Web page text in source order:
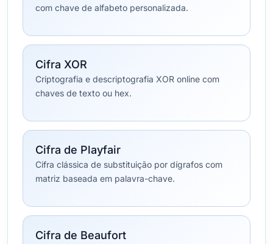
com chave de alfabeto personalizada.
Cifra XOR
Criptografia e descriptografia XOR online com
chaves de texto ou hex.
Cifra de Playfair
Cifra clássica de substituição por dígrafos com
matriz baseada em palavra-chave.
Cifra de Beaufort